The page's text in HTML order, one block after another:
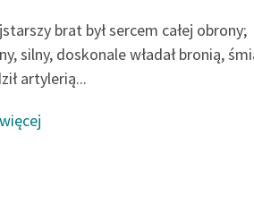
niepełnosprawnościami
Feministyczne
Popularyzacja
brat był sercem całej obrony;
silny, doskonale władał bronią,
artylerią...